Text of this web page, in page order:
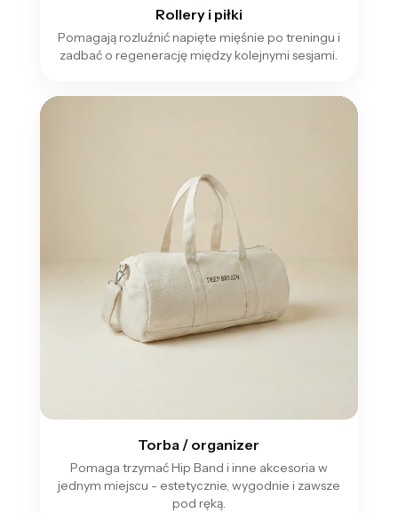
Rollery i piłki
Pomagają rozluźnić napięte mięśnie po treningu i
zadbać o regenerację między kolejnymi sesjami.
Torba / organizer
Pomaga trzymać Hip Band i inne akcesoria w
jednym miejscu - estetycznie, wygodnie i zawsze
pod ręką.